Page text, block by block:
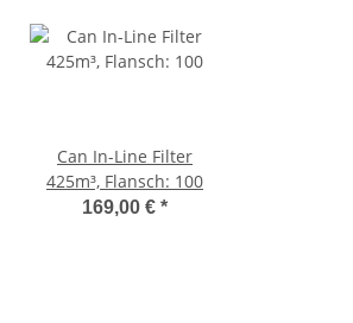
Can In-Line Filter
425m³, Flansch: 100
169,00 € *